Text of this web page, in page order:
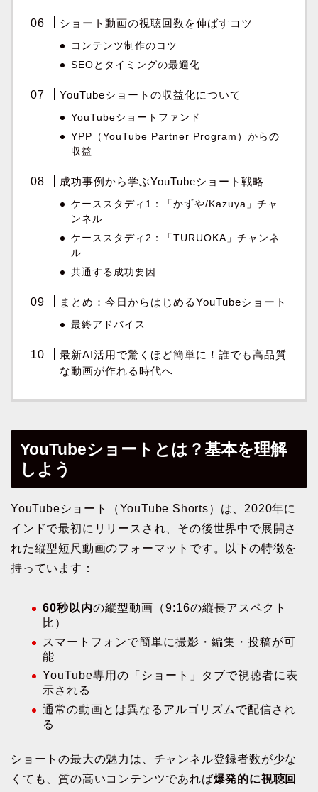
ショート動画の視聴回数を伸ばすコツ
コンテンツ制作のコツ
SEOとタイミングの最適化
YouTubeショートの収益化について
YouTubeショートファンド
YPP（YouTube Partner Program）からの
収益
成功事例から学ぶYouTubeショート戦略
ケーススタディ1：「かずや/Kazuya」チャ
ンネル
ケーススタディ2：「TURUOKA」チャンネ
ル
共通する成功要因
まとめ：今日からはじめるYouTubeショート
最終アドバイス
最新AI活用で驚くほど簡単に！誰でも高品質
な動画が作れる時代へ
YouTubeショートとは？基本を理解
しよう
YouTubeショート（YouTube Shorts）は、2020年に
インドで最初にリリースされ、その後世界中で展開さ
れた縦型短尺動画のフォーマットです。以下の特徴を
持っています：
60秒以内の縦型動画（9:16の縦長アスペクト
比）
スマートフォンで簡単に撮影・編集・投稿が可
能
YouTube専用の「ショート」タブで視聴者に表
示される
通常の動画とは異なるアルゴリズムで配信され
る
ショートの最大の魅力は、チャンネル登録者数が少な
くても、質の高いコンテンツであれば爆発的に視聴回